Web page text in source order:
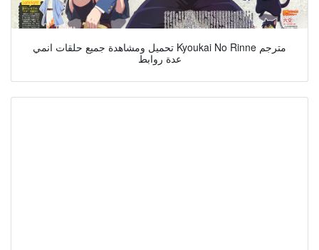
تحميل ومشاهدة جميع حلقات انمي Kyoukai No Rinne مترجم
عدة روابط